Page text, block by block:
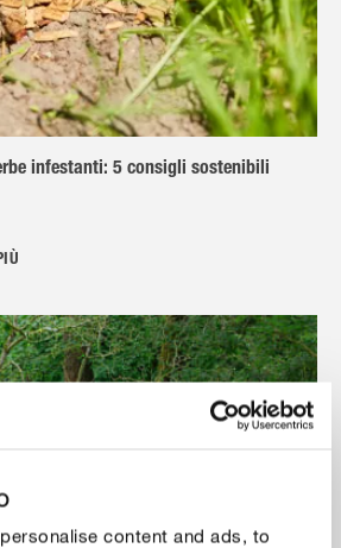
content and ads, to
infestanti: 5 consigli sostenibili